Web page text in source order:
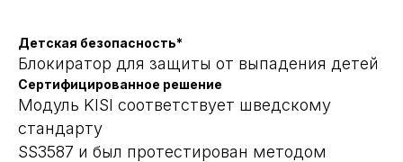
Детская безопасность*
Блокиратор для защиты от выпадения детей
Сертифицированное решение
Модуль KISI соответствует шведскому
стандарту
SS3587 и был протестирован методом